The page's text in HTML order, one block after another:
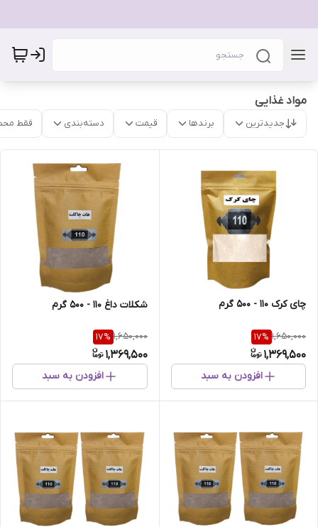
مواد غذایی
جدیدترین برندها قیمت دسته‌بندی فقط
چای کرک 110 - 500 گرم
1,650,000
17%
1,369,500
افزودن به سبد
شکلات داغ 110 - 500 گرم
1,650,000
17%
1,369,500
افزودن به سبد